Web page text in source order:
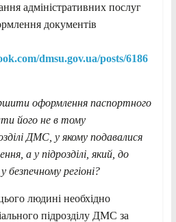
адміністративних послуг
документів
dmsu.gov.ua/posts/6186
оформлення паспортного
його не в тому
ДМС, у якому подавалися
а у підрозділі, який, до
безпечному регіоні?
людині необхідно
підрозділу ДМС за